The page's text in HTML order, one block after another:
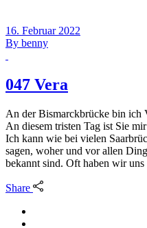
16. Februar 2022
By benny
047 Vera
An der Bismarckbrücke bin ich
An diesem tristen Tag ist Sie
Ich kann wie bei vielen
sagen, woher und vor allen
bekannt sind. Oft haben wir
Share